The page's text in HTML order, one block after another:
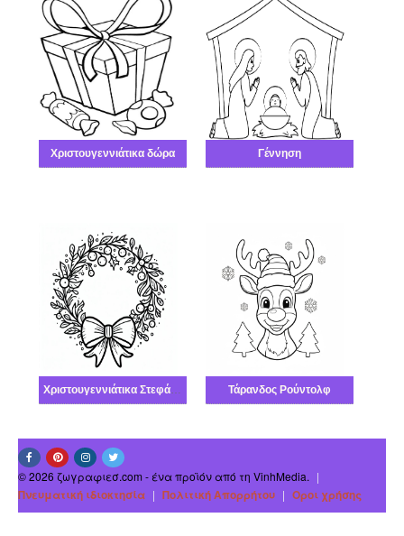
Χριστουγεννιάτικα δώρα Γέννηση
Χριστουγεννιάτικα Στεφάνια Τάρανδος Ρούντολφ
© 2026 ζωγραφιεσ.com - ένα προϊόν από τη VinhMedia. |
Πνευματική ιδιοκτησία | Πολιτική Απορρήτου | Οροι χρήσης